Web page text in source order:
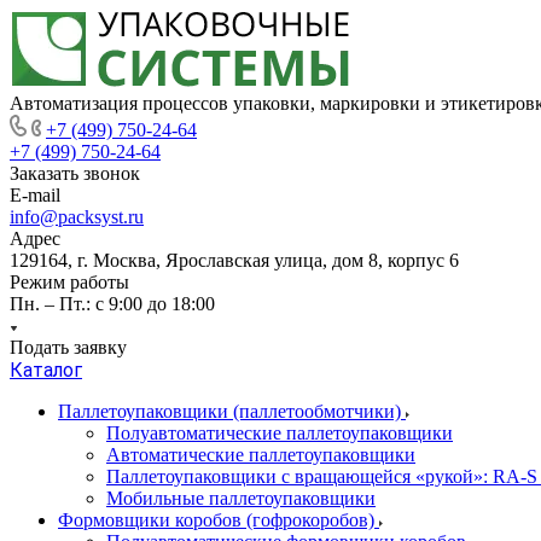
Автоматизация процессов упаковки, маркировки и
+7 (499) 750-24-64
+7 (499) 750-24-64
Заказать звонок
E-mail
info@packsyst.ru
Адрес
129164, г. Москва, Ярославская улица, дом 8, корпус 6
Режим работы
Пн. – Пт.: с 9:00 до 18:00
Подать заявку
Каталог
Паллетоупаковщики (паллетообмотчики)
Полуавтоматические паллетоупаковщики
Автоматические паллетоупаковщики
Паллетоупаковщики с вращающейся «рукой»: RA-
Мобильные паллетоупаковщики
Формовщики коробов (гофрокоробов)